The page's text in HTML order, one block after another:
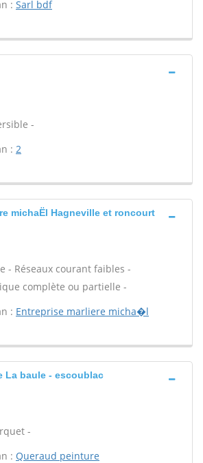
: Sarl bdf
-
: 2
michaËl Hagneville et roncourt
- Réseaux courant faibles -
complète ou partielle -
: Entreprise marliere micha�l
La baule - escoublac
-
: Queraud peinture